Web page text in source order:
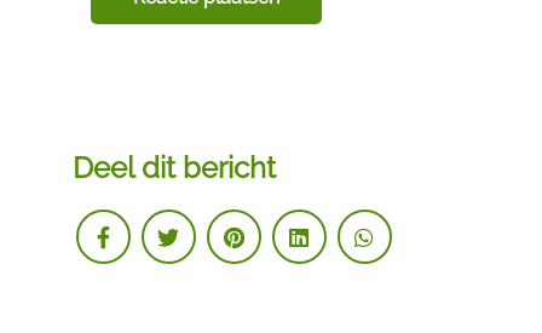
Deel dit bericht